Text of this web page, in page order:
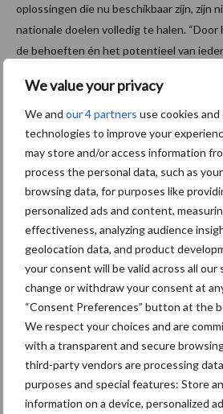
We value your privacy
We and our 4 partners use cookies
technologies to improve your
may store and/or access information
process the personal data, such as
browsing data, for purposes like
personalized ads and content,
effectiveness, analyzing audience
geolocation data, and product
your consent will be valid across all our
change or withdraw your consent at
“Consent Preferences” button at the
We respect your choices and are
with a transparent and secure
third-party vendors are processing
purposes and special features: Store
information on a device, personalized
oplossingen die nu beschikbaar zijn, zijn
nationale doelen volledig te halen.
de behoeften én het potentieel van
CO
-voetafdruk en het verhogen van de
gebruik van de hulpbronnen”, geeft
en onderzoeker bij Wageningen
Fundamentele kennis zal in deze PPS
behulp van sensoren de input (voer,
urine, mest, melk) van de individuele koe
beslissingsondersteuning geboden
partners zijn IMEC, Connecterra en het
Financiering
Het onderzoek in de drie sectoren van
verbonden en worden in samenspraak
komende vier jaar wordt in dit project
overheid ruim € 6,5 miljoen geïnvesteerd
toekomstbestendige landbouwsector.